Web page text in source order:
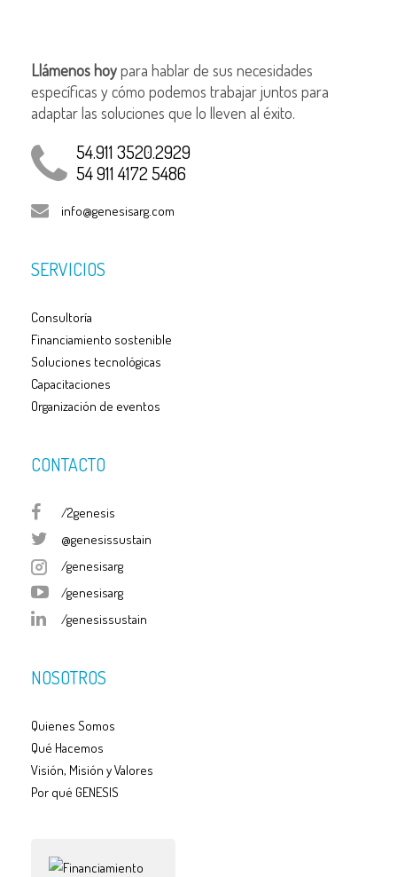
Llámenos hoypara hablar de sus necesidades
específicas y cómo podemos trabajar juntos para
adaptar las soluciones que lo lleven al éxito.
54.911 3520.2929
54 911 4172 5486
info@genesisarg.com
SERVICIOS
Consultoría
Financiamiento sostenible
Soluciones tecnológicas
Capacitaciones
Organización de eventos
CONTACTO
/2genesis
@genesissustain
/genesisarg
/genesisarg
/genesissustain
NOSOTROS
Quienes Somos
Qué Hacemos
Visión, Misión y Valores
Por qué GENESIS